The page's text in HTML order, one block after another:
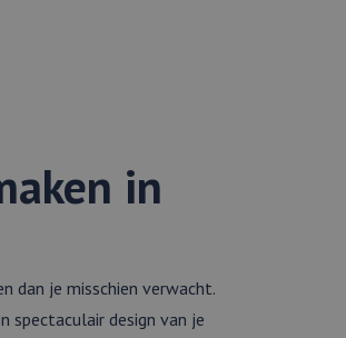
in
dan je misschien verwacht.
spectaculair design van je